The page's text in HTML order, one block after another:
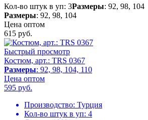
Кол-во штук в уп: 3Размеры: 92, 98, 104
Размеры: 92, 98, 104
Цена оптом
615 руб.
Быстрый просмотр
Костюм, арт.: TRS 0367
Размеры: 92, 98, 104, 110
Цена оптом
595 руб.
Производство: Турция
Кол-во штук в уп: 4